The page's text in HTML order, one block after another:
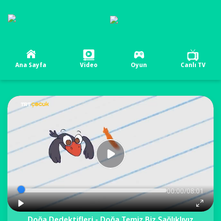
Ana Sayfa Video Oyun Canlı TV
00:00/08:01